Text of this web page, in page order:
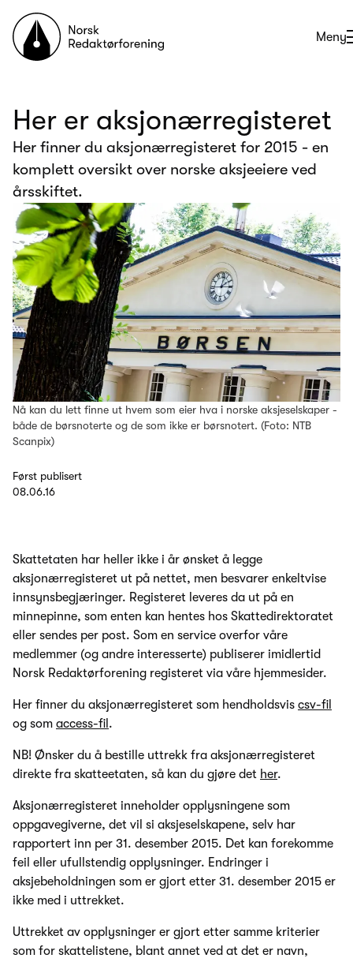
Til forsiden
Åpne
Meny
Her er aksjonærregisteret
Her finner du aksjonærregisteret for 2015 - en
komplett oversikt over norske aksjeeiere ved
årsskiftet.
Nå kan du lett finne ut hvem som eier hva i norske aksjeselskaper -
både de børsnoterte og de som ikke er børsnotert. (Foto: NTB
Scanpix)
Først publisert
08.06.16
Skattetaten har heller ikke i år ønsket å legge
aksjonærregisteret ut på nettet, men besvarer enkeltvise
innsynsbegjæringer. Registeret leveres da ut på en
minnepinne, som enten kan hentes hos Skattedirektoratet
eller sendes per post. Som en service overfor våre
medlemmer (og andre interesserte) publiserer imidlertid
Norsk Redaktørforening registeret via våre hjemmesider.
Her finner du aksjonærregisteret som hendholdsvis csv-fil
og som access-fil .
NB! Ønsker du å bestille uttrekk fra aksjonærregisteret
direkte fra skatteetaten, så kan du gjøre det her.
Aksjonærregisteret inneholder opplysningene som
oppgavegiverne, det vil si aksjeselskapene, selv har
rapportert inn per 31. desember 2015. Det kan forekomme
feil eller ufullstendig opplysninger. Endringer i
aksjebeholdningen som er gjort etter 31. desember 2015 er
ikke med i uttrekket.
Uttrekket av opplysninger er gjort etter samme kriterier
som for skattelistene, blant annet ved at det er navn,